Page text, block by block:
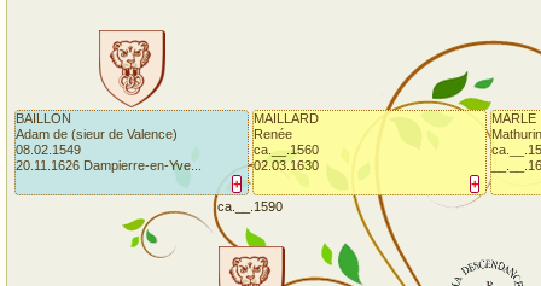
+
BAILLON
Adam de (sieur de Valence)
08.02.1549
20.11.1626 Dampierre-en-Yve...
+
MAILLARD
Renée
ca.__.1560
02.03.1630
MARLE
ca.__.1590